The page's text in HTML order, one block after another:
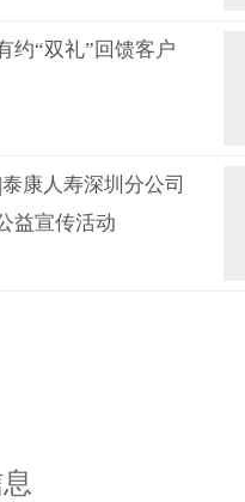
约“双礼”回馈客户
康人寿深圳分公司
益宣传活动